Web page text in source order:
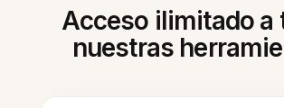
Acceso ilimitado a
nuestras